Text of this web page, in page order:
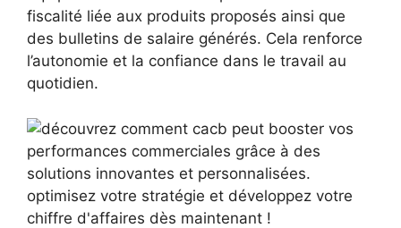
fiscalité liée aux produits proposés ainsi que
des bulletins de salaire générés. Cela renforce
l’autonomie et la confiance dans le travail au
quotidien.